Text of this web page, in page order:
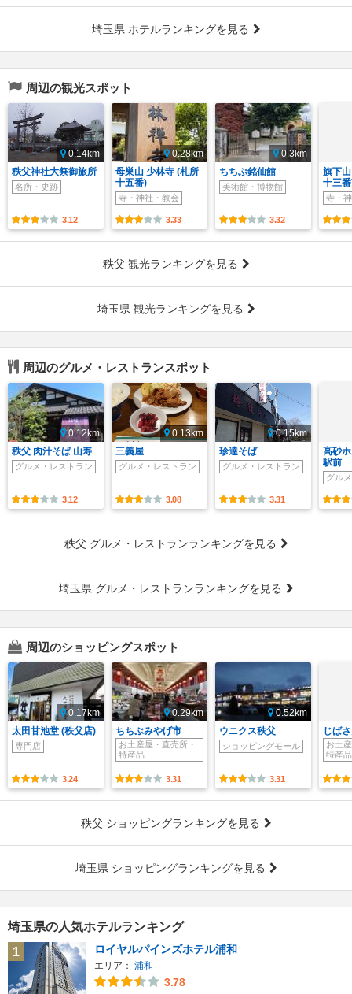
埼玉県 ホテルランキングを見る
周辺の観光スポット
0.14km
秩父神社大祭御旅所
名所・史跡
3.12
0.28km
母巣山 少林寺 (札所
十五番)
寺・神社・教会
3.33
0.3km
ちちぶ銘仙館
美術館・博物館
3.32
旗下
十三
寺・
秩父 観光ランキングを見る
埼玉県 観光ランキングを見る
周辺のグルメ・レストランスポット
0.12km
秩父 肉汁そば 山寿
グルメ・レストラン
3.12
0.13km
三義屋
グルメ・レストラン
3.08
0.15km
珍達そば
グルメ・レストラン
3.31
高砂
駅前
グル
秩父 グルメ・レストランランキングを見る
埼玉県 グルメ・レストランランキングを見る
周辺のショッピングスポット
0.17km
太田甘池堂 (秩父店)
専門店
3.24
0.29km
ちちぶみやげ市
お土産屋・直売所・
特産品
3.31
0.52km
ウニクス秩父
ショッピングモール
3.31
じば
お土
特産品
秩父 ショッピングランキングを見る
埼玉県 ショッピングランキングを見る
埼玉県の人気ホテルランキング
1
ロイヤルパインズホテル浦和
エリア： 浦和
3.78